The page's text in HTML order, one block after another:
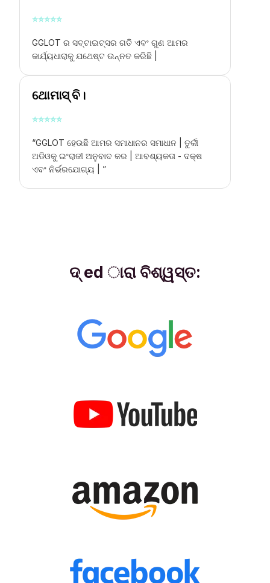
⭐⭐⭐⭐⭐
GGLOT ର ସବ୍ଟାଇଟ୍ସର ଗତି ଏବଂ ଗୁଣ ଆମର
କାର୍ଯ୍ୟଧାରାକୁ ଯଥେଷ୍ଟ ଉନ୍ନତ କରିଛି |
ଥୋମାସ୍ ବି।
⭐⭐⭐⭐⭐
“GGLOT ହେଉଛି ଆମର ସମାଧାନର ସମାଧାନ |ତୁର୍କୀ
ଅଡିଓକୁ ଇଂରାଜୀ ଅନୁବାଦ କର |ଆବଶ୍ୟକତା - ଦକ୍ଷ
ଏବଂ ନିର୍ଭରଯୋଗ୍ୟ | ”
ଦ୍ ed ାରା ବିଶ୍ୱସ୍ତ: